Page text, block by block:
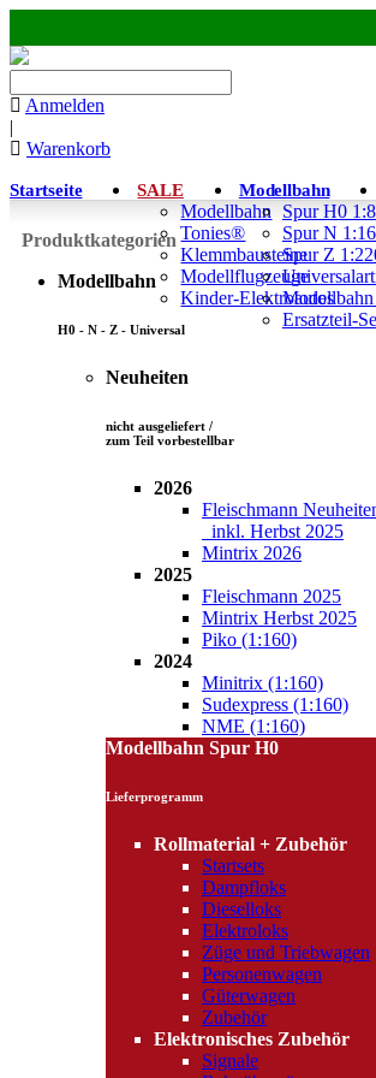
Anmelden
|
Warenkorb
Startseite SALE
Modellbahn
Tonies®
Klemmbausteine
Modellflugzeuge
Kinder-Elektroautos
Modellbahn
Spur H0
Spur N
Spur Z
Ersatzteil-
Produktkategorien
Modellbahn
H0 - N - Z - Universal
Neuheiten
nicht ausgeliefert /
zum Teil vorbestellbar
2026
Fleischmann
inkl. Herbst 2025
Mintrix 2026
2025
Fleischmann 2025
Mintrix Herbst 2025
Piko (1:160)
2024
Minitrix (1:160)
Sudexpress (1:160)
NME (1:160)
Modellbahn Spur H0
Lieferprogramm
Rollmaterial + Zubehör
Startsets
Dampfloks
Dieselloks
Elektroloks
Züge und Triebwagen
Personenwagen
Güterwagen
Zubehör
Elektronisches Zubehör
Signale